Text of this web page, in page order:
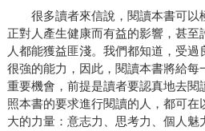
很多讀者來信說，閱讀本書可以
正對人產生健康而有益的影響，甚至
人都能獲益匪淺。我們都知道，受
很強的能力，因此，閱讀本書將給每
重要機會，前提是讀者要認真地去閱
照本書的要求進行閱讀的人，都可在
大的力量：意志力、思考力、個人